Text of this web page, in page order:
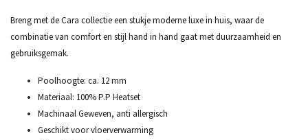
Breng met de Cara collectie een stukje moderne luxe in huis, waar de
combinatie van comfort en stijl hand in hand gaat met duurzaamheid en
gebruiksgemak.
Poolhoogte: ca. 12 mm
Materiaal: 100% P.P Heatset
Machinaal Geweven, anti allergisch
Geschikt voor vloerverwarming